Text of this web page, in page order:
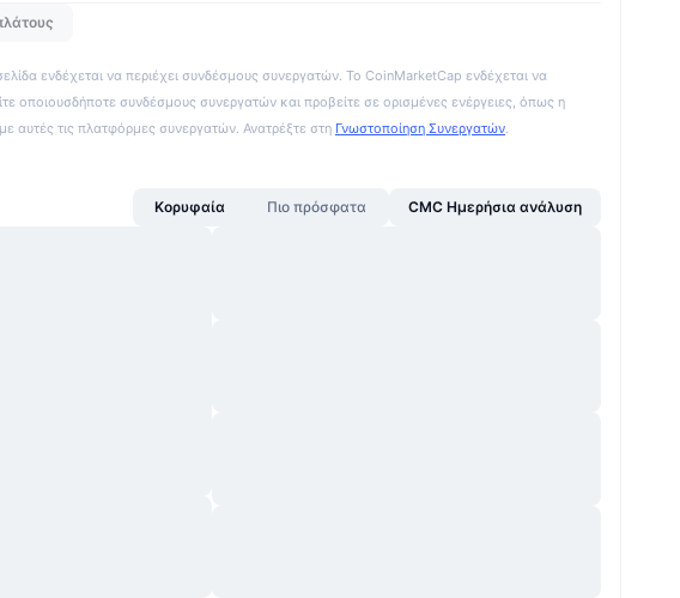
ενδέχεται να περιέχει συνδέσμους συνεργατών. Το CoinMarketCap ενδέχεται να
οποιουσδήποτε συνδέσμους συνεργατών και προβείτε σε ορισμένες ενέργειες, όπως η
αυτές τις πλατφόρμες συνεργατών. Ανατρέξτε στη Γνωστοποίηση Συνεργατών.
Κορυφαία Πιο πρόσφατα CMC Ημερήσια ανάλυση